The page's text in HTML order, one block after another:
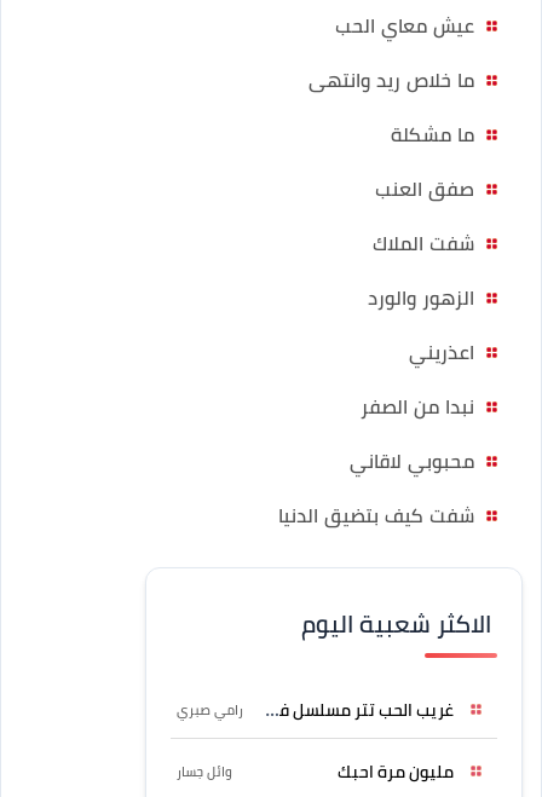
عيش معاي الحب
ما خلاص ريد وانتهى
ما مشكلة
صفق العنب
شفت الملاك
الزهور والورد
اعذريني
نبدا من الصفر
محبوبي لاقاني
شفت كيف بتضيق الدنيا
الاكثر شعبية اليوم
غريب الحب تتر مسلسل فرصة رامي صبري
مليون مرة احبك وائل جسار